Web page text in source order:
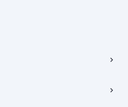
곡로 6(중학동, 트윈트리빌딩) B동 5층
송동 율곡로 24, 7층, 8층 미소